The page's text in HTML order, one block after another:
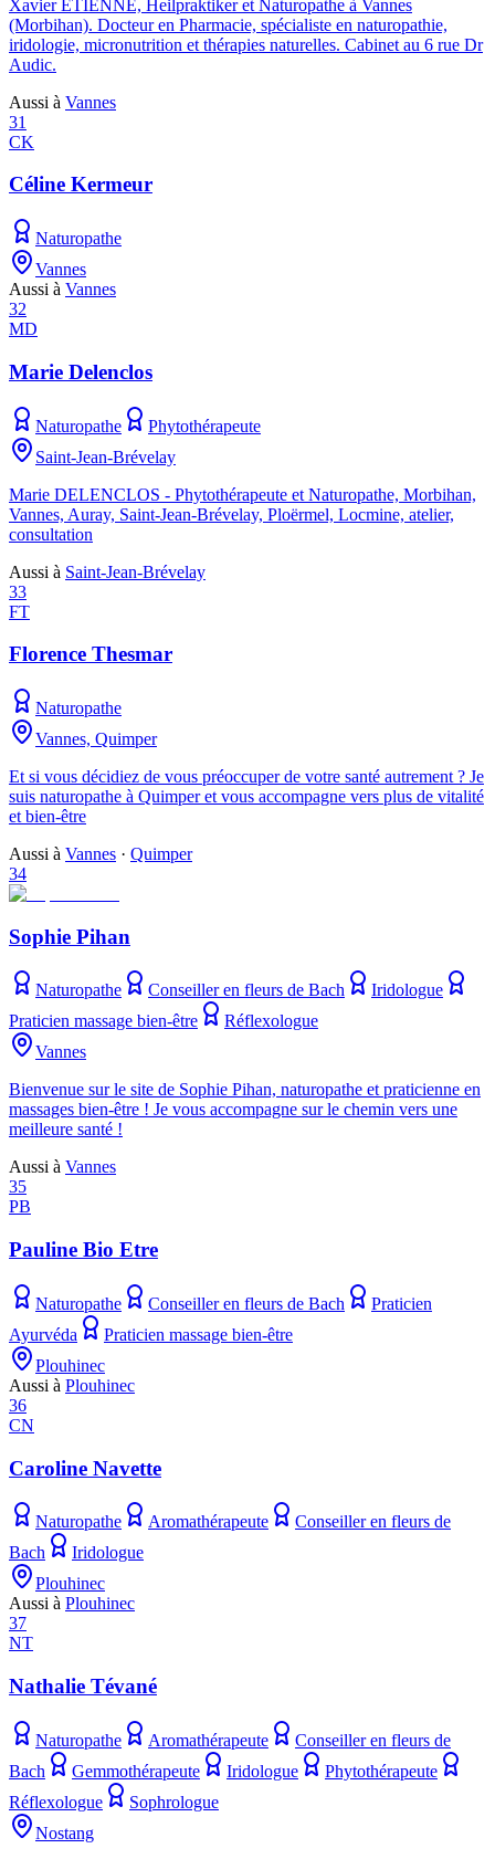
Xavier ETIENNE, Heilpraktiker et Naturopathe à Vannes
(Morbihan). Docteur en Pharmacie, spécialiste en naturopathie,
iridologie, micronutrition et thérapies naturelles. Cabinet au 6 rue Dr
Audic.
Aussi à Vannes
31
CK
Céline Kermeur
Naturopathe
Vannes
Aussi à Vannes
32
MD
Marie Delenclos
Naturopathe
Phytothérapeute
Saint-Jean-Brévelay
Marie DELENCLOS - Phytothérapeute et Naturopathe, Morbihan,
Vannes, Auray, Saint-Jean-Brévelay, Ploërmel, Locmine, atelier,
consultation
Aussi à Saint-Jean-Brévelay
33
FT
Florence Thesmar
Naturopathe
Vannes, Quimper
Et si vous décidiez de vous préoccuper de votre santé autrement ? Je
suis naturopathe à Quimper et vous accompagne vers plus de vitalité
et bien-être
Aussi à Vannes · Quimper
34
Sophie Pihan
Naturopathe Conseiller en fleurs de Bach
Iridologue
Praticien massage bien-être
Réflexologue
Vannes
Bienvenue sur le site de Sophie Pihan, naturopathe et praticienne en
massages bien-être ! Je vous accompagne sur le chemin vers une
meilleure santé !
Aussi à Vannes
35
PB
Pauline Bio Etre
Naturopathe Conseiller en fleurs de Bach
Praticien
Ayurvéda
Praticien massage bien-être
Plouhinec
Aussi à Plouhinec
36
CN
Caroline Navette
Naturopathe Aromathérapeute
Conseiller en fleurs de
Bach
Iridologue
Plouhinec
Aussi à Plouhinec
37
NT
Nathalie Tévané
Naturopathe Aromathérapeute
Conseiller en fleurs de
Bach
Gemmothérapeute Iridologue
Phytothérapeute
Réflexologue
Sophrologue
Nostang